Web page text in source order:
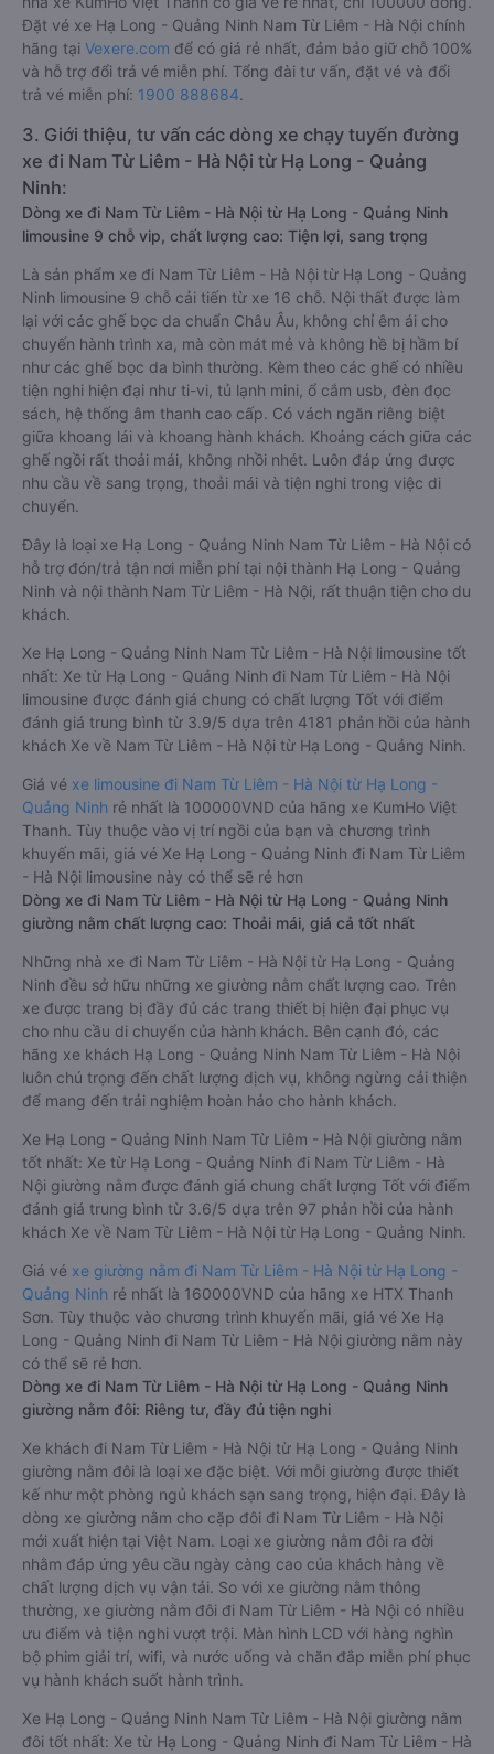
Đặt vé xe Hạ Long - Quảng Ninh Nam Từ Liêm - Hà Nội chính
hãng tại Vexere.com để có giá rẻ nhất, đảm bảo giữ chỗ 100%
và hỗ trợ đổi trả vé miễn phí. Tổng đài tư vấn, đặt vé và đổi
trả vé miễn phí: 1900 888684.
3. Giới thiệu, tư vấn các dòng xe chạy tuyến đường
xe đi Nam Từ Liêm - Hà Nội từ Hạ Long - Quảng
Ninh:
Dòng xe đi Nam Từ Liêm - Hà Nội từ Hạ Long - Quảng Ninh
limousine 9 chỗ vip, chất lượng cao: Tiện lợi, sang trọng
Là sản phẩm xe đi Nam Từ Liêm - Hà Nội từ Hạ Long - Quảng
Ninh limousine 9 chỗ cải tiến từ xe 16 chỗ. Nội thất được làm
lại với các ghế bọc da chuẩn Châu Âu, không chỉ êm ái cho
chuyến hành trình xa, mà còn mát mẻ và không hề bị hầm bí
như các ghế bọc da bình thường. Kèm theo các ghế có nhiều
tiện nghi hiện đại như ti-vi, tủ lạnh mini, ổ cắm usb, đèn đọc
sách, hệ thống âm thanh cao cấp. Có vách ngăn riêng biệt
giữa khoang lái và khoang hành khách. Khoảng cách giữa các
ghế ngồi rất thoải mái, không nhồi nhét. Luôn đáp ứng được
nhu cầu về sang trọng, thoải mái và tiện nghi trong việc di
chuyển.
Đây là loại xe Hạ Long - Quảng Ninh Nam Từ Liêm - Hà Nội có
hỗ trợ đón/trả tận nơi miễn phí tại nội thành Hạ Long - Quảng
Ninh và nội thành Nam Từ Liêm - Hà Nội, rất thuận tiện cho du
khách.
Xe Hạ Long - Quảng Ninh Nam Từ Liêm - Hà Nội limousine tốt
nhất: Xe từ Hạ Long - Quảng Ninh đi Nam Từ Liêm - Hà Nội
limousine được đánh giá chung có chất lượng Tốt với điểm
đánh giá trung bình từ 3.9/5 dựa trên 4181 phản hồi của hành
khách Xe về Nam Từ Liêm - Hà Nội từ Hạ Long - Quảng Ninh.
Giá vé xe limousine đi Nam Từ Liêm - Hà Nội từ Hạ Long -
Quảng Ninh rẻ nhất là 100000VND của hãng xe KumHo Việt
Thanh. Tùy thuộc vào vị trí ngồi của bạn và chương trình
khuyến mãi, giá vé Xe Hạ Long - Quảng Ninh đi Nam Từ Liêm
- Hà Nội limousine này có thể sẽ rẻ hơn
Dòng xe đi Nam Từ Liêm - Hà Nội từ Hạ Long - Quảng Ninh
giường nằm chất lượng cao: Thoải mái, giá cả tốt nhất
Những nhà xe đi Nam Từ Liêm - Hà Nội từ Hạ Long - Quảng
Ninh đều sở hữu những xe giường nằm chất lượng cao. Trên
xe được trang bị đầy đủ các trang thiết bị hiện đại phục vụ
cho nhu cầu di chuyển của hành khách. Bên cạnh đó, các
hãng xe khách Hạ Long - Quảng Ninh Nam Từ Liêm - Hà Nội
luôn chú trọng đến chất lượng dịch vụ, không ngừng cải thiện
để mang đến trải nghiệm hoàn hảo cho hành khách.
Xe Hạ Long - Quảng Ninh Nam Từ Liêm - Hà Nội giường nằm
tốt nhất: Xe từ Hạ Long - Quảng Ninh đi Nam Từ Liêm - Hà
Nội giường nằm được đánh giá chung chất lượng Tốt với điểm
đánh giá trung bình từ 3.6/5 dựa trên 97 phản hồi của hành
khách Xe về Nam Từ Liêm - Hà Nội từ Hạ Long - Quảng Ninh.
Giá vé xe giường nằm đi Nam Từ Liêm - Hà Nội từ Hạ Long -
Quảng Ninh rẻ nhất là 160000VND của hãng xe HTX Thanh
Sơn. Tùy thuộc vào chương trình khuyến mãi, giá vé Xe Hạ
Long - Quảng Ninh đi Nam Từ Liêm - Hà Nội giường nằm này
có thể sẽ rẻ hơn.
Dòng xe đi Nam Từ Liêm - Hà Nội từ Hạ Long - Quảng Ninh
giường nằm đôi: Riêng tư, đầy đủ tiện nghi
Xe khách đi Nam Từ Liêm - Hà Nội từ Hạ Long - Quảng Ninh
giường nằm đôi là loại xe đặc biệt. Với mỗi giường được thiết
kế như một phòng ngủ khách sạn sang trọng, hiện đại. Đây là
dòng xe giường nằm cho cặp đôi đi Nam Từ Liêm - Hà Nội
mới xuất hiện tại Việt Nam. Loại xe giường nằm đôi ra đời
nhằm đáp ứng yêu cầu ngày càng cao của khách hàng về
chất lượng dịch vụ vận tải. So với xe giường nằm thông
thường, xe giường nằm đôi đi Nam Từ Liêm - Hà Nội có nhiều
ưu điểm và tiện nghi vượt trội. Màn hình LCD với hàng nghìn
bộ phim giải trí, wifi, và nước uống và chăn đắp miễn phí phục
vụ hành khách suốt hành trình.
Xe Hạ Long - Quảng Ninh Nam Từ Liêm - Hà Nội giường nằm
đôi tốt nhất: Xe từ Hạ Long - Quảng Ninh đi Nam Từ Liêm - Hà